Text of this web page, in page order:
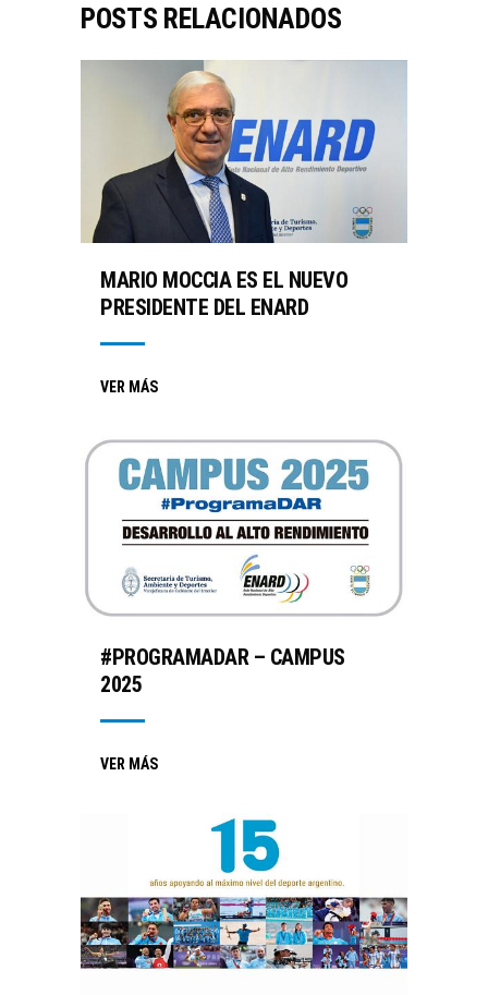
POSTS RELACIONADOS
MARIO MOCCIA ES EL NUEVO
PRESIDENTE DEL ENARD
VER MÁS
#PROGRAMADAR – CAMPUS
2025
VER MÁS